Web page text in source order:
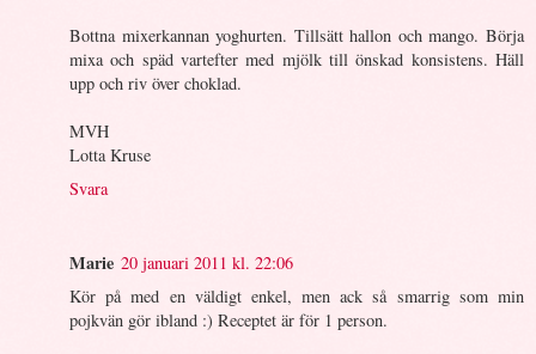
Bottna mixerkannan yoghurten. Tillsätt hallon och mango. Börja
mixa och späd vartefter med mjölk till önskad konsistens. Häll
upp och riv över choklad.
MVH
Lotta Kruse
Svara
Marie 20 januari 2011 kl. 22:06
Kör på med en väldigt enkel, men ack så smarrig som min
pojkvän gör ibland :) Receptet är för 1 person.